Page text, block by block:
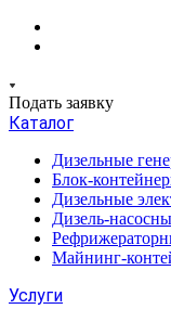
Подать заявку
Каталог
Дизельные
Блок-
Дизельные
Дизель-
Майнинг-
Услуги